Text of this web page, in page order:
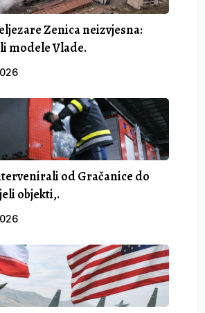
Zenica neizvjesna:
modele Vlade.
od Gračanice do
objekti,.